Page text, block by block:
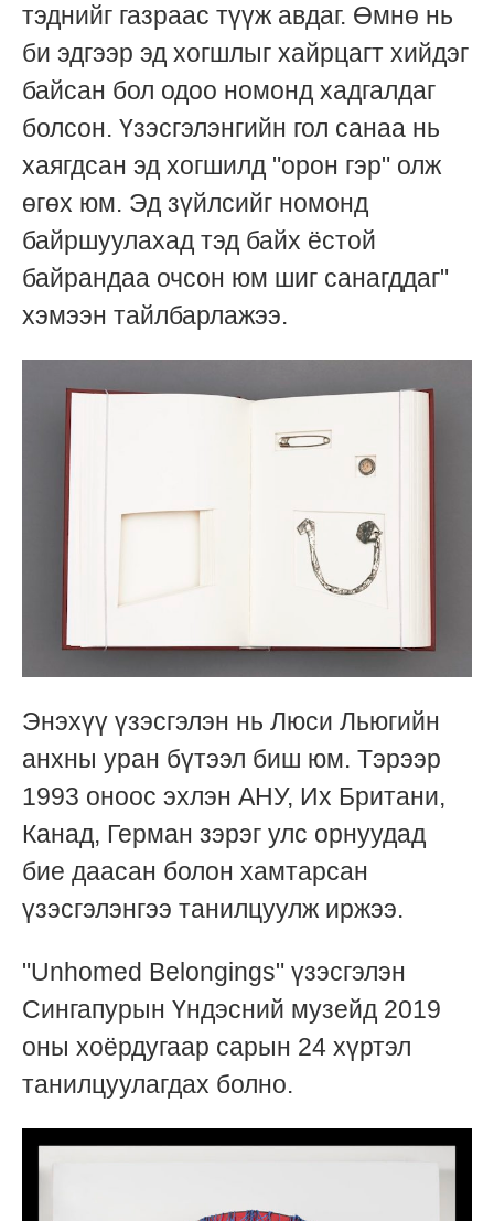
тэднийг газраас түүж авдаг. Өмнө нь
би эдгээр эд хогшлыг хайрцагт хийдэг
байсан бол одоо номонд хадгалдаг
болсон. Үзэсгэлэнгийн гол санаа нь
хаягдсан эд хогшилд "орон гэр" олж
өгөх юм. Эд зүйлсийг номонд
байршуулахад тэд байх ёстой
байрандаа очсон юм шиг санагддаг"
хэмээн тайлбарлажээ.
Энэхүү үзэсгэлэн нь Люси Льюгийн
анхны уран бүтээл биш юм. Тэрээр
1993 оноос эхлэн АНУ, Их Британи,
Канад, Герман зэрэг улс орнуудад
бие даасан болон хамтарсан
үзэсгэлэнгээ танилцуулж иржээ.
"Unhomed Belongings" үзэсгэлэн
Сингапурын Үндэсний музейд 2019
оны хоёрдугаар сарын 24 хүртэл
танилцуулагдах болно.